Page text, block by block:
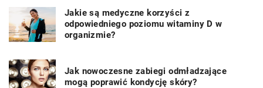
Jakie są medyczne korzyści z
odpowiedniego poziomu witaminy D w
organizmie?
Jak nowoczesne zabiegi odmładzające
mogą poprawić kondycję skóry?